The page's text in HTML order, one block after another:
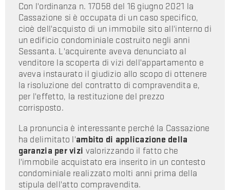
Con l'ordinanza n. 17058 del 16 giugno 2021 la
Cassazione si è occupata di un caso specifico,
cioè dell'acquisto di un immobile sito all'interno di
un edificio condominiale costruito negli anni
Sessanta. L'acquirente aveva denunciato al
venditore la scoperta di vizi dell'appartamento e
aveva instaurato il giudizio allo scopo di ottenere
la risoluzione del contratto di compravendita e,
per l'effetto, la restituzione del prezzo
corrisposto.
La pronuncia è interessante perché la Cassazione
ha delimitato l'ambito di applicazione della
garanzia per vizi valorizzando il fatto che
l'immobile acquistato era inserito in un contesto
condominiale realizzato molti anni prima della
stipula dell'atto compravendita.